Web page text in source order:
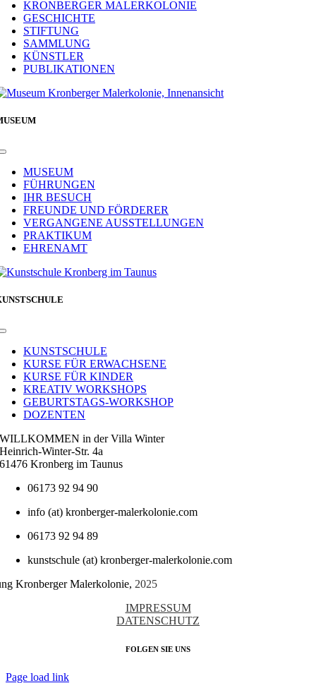
KRONBERGER MALERKOLONIE
GESCHICHTE
STIFTUNG
SAMMLUNG
KÜNSTLER
PUBLIKATIONEN
Toggle
NavigationMUSEUM
FÜHRUNGEN
IHR BESUCH
FREUNDE UND FÖRDERER
VERGANGENE AUSSTELLUNGEN
PRAKTIKUM
EHRENAMT
Toggle
NavigationKUNSTSCHULE
KURSE FÜR ERWACHSENE
KURSE FÜR KINDER
KREATIV WORKSHOPS
GEBURTSTAGS-WORKSHOP
DOZENTEN
WILLKOMMEN in der Villa Winter
Heinrich-Winter-Str. 4a
61476 Kronberg im Taunus
06173 92 94 90
info (at) kronberger-malerkolonie.com
06173 92 94 89
kunstschule (at) kronberger-malerkolonie.com
Kronberger Malerkolonie, 2025
IMPRESSUM
DATENSCHUTZ
FOLGEN SIE UNS
Page load link